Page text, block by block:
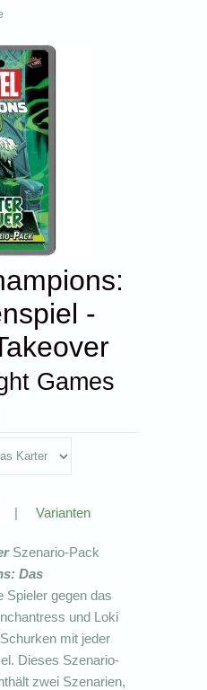
-
Games
| Varianten
Szenario-Pack
Das
Spieler gegen das
und Loki
mit jeder
Dieses Szenario-
zwei Szenarien,